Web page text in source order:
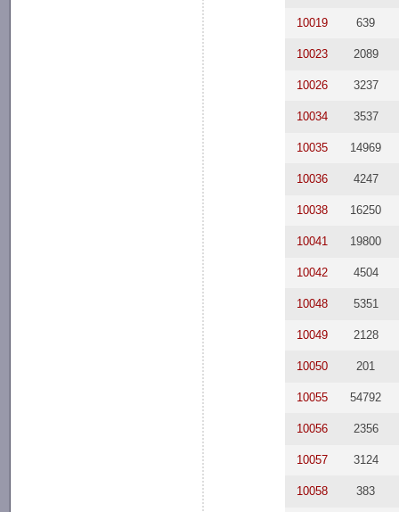
10019 639
10023 2089
10026 3237
10034 3537
10035 14969
10036 4247
10038 16250
10041 19800
10042 4504
10048 5351
10049 2128
10050 201
10055 54792
10056 2356
10057 3124
10058 383